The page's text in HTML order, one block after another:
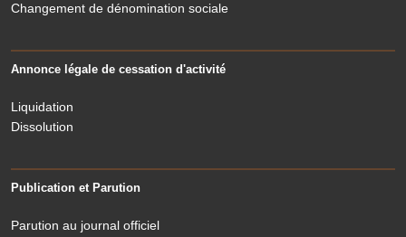
Changement de dénomination sociale
Annonce légale de cessation d'activité
Liquidation
Dissolution
Publication et Parution
Parution au journal officiel